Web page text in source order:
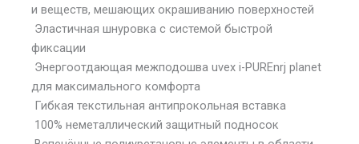
и веществ, мешающих окрашиванию поверхностей
Эластичная шнуровка с системой быстрой
фиксации
Энергоотдающая межподошва uvex i-PUREnrj planet
для максимального комфорта
Гибкая текстильная антипрокольная вставка
100% неметаллический защитный подносок